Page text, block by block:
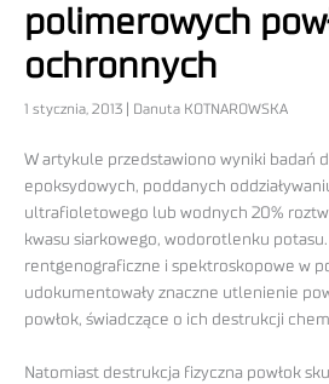
polimerowych
ochronnych
1 stycznia, 2013 | Danuta KOTNAROWSKA
W artykule przedstawiono wyniki badań
epoksydowych, poddanych
ultrafioletowego lub wodnych 20%
kwasu siarkowego, wodorotlenku potasu.
rentgenograficzne i spektroskopowe w
udokumentowały znaczne utlenienie
powłok, świadczące o ich destrukcji
Natomiast destrukcja fizyczna powłok